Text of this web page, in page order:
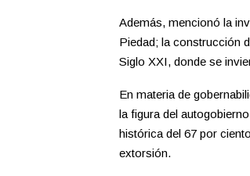
Además, mencionó la
Piedad; la construcción
Siglo XXI, donde se
En materia de
la figura del
histórica del 67 por
extorsión.